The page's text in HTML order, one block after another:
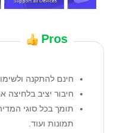
Pros
חינם להתקנה
חיבור יציב בלחיצה
תמונות ועוד.